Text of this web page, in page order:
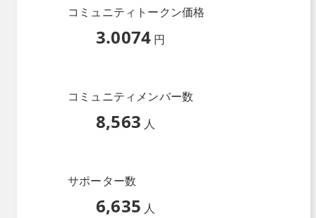
コミュニティトークン価格
3.0074 円
コミュニティメンバー数
8,563 人
サポーター数
6,635 人